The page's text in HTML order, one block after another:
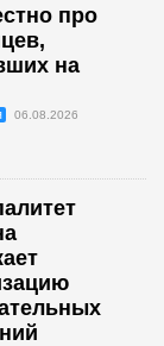
про
на
06.08.2026